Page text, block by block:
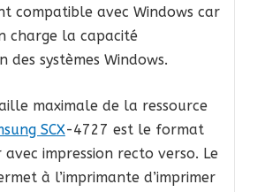
compatible avec Windows car
charge la capacité
des systèmes Windows.
maximale de la ressource
SCX-4727 est le format
impression recto verso. Le
à l’imprimante d’imprimer